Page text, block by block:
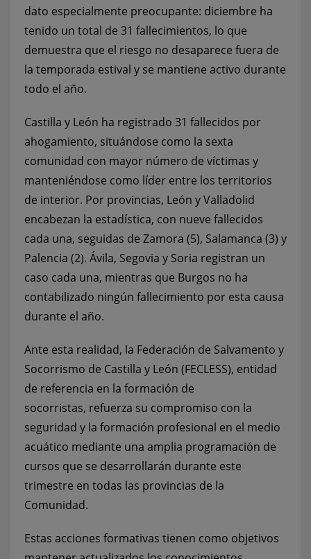
dato especialmente preocupante: diciembre ha
tenido un total de 31 fallecimientos, lo que
demuestra que el riesgo no desaparece fuera de
la temporada estival y se mantiene activo durante
todo el año.
Castilla y León ha registrado 31 fallecidos por
ahogamiento, situándose como la sexta
comunidad con mayor número de víctimas y
manteniéndose como líder entre los territorios
de interior. Por provincias, León y Valladolid
encabezan la estadística, con nueve fallecidos
cada una, seguidas de Zamora (5), Salamanca (3) y
Palencia (2). Ávila, Segovia y Soria registran un
caso cada una, mientras que Burgos no ha
contabilizado ningún fallecimiento por esta causa
durante el año.
Ante esta realidad, la Federación de Salvamento y
Socorrismo de Castilla y León (FECLESS), entidad
de referencia en la formación de
socorristas, refuerza su compromiso con la
seguridad y la formación profesional en el medio
acuático mediante una amplia programación de
cursos que se desarrollarán durante este
trimestre en todas las provincias de la
Comunidad.
Estas acciones formativas tienen como objetivos